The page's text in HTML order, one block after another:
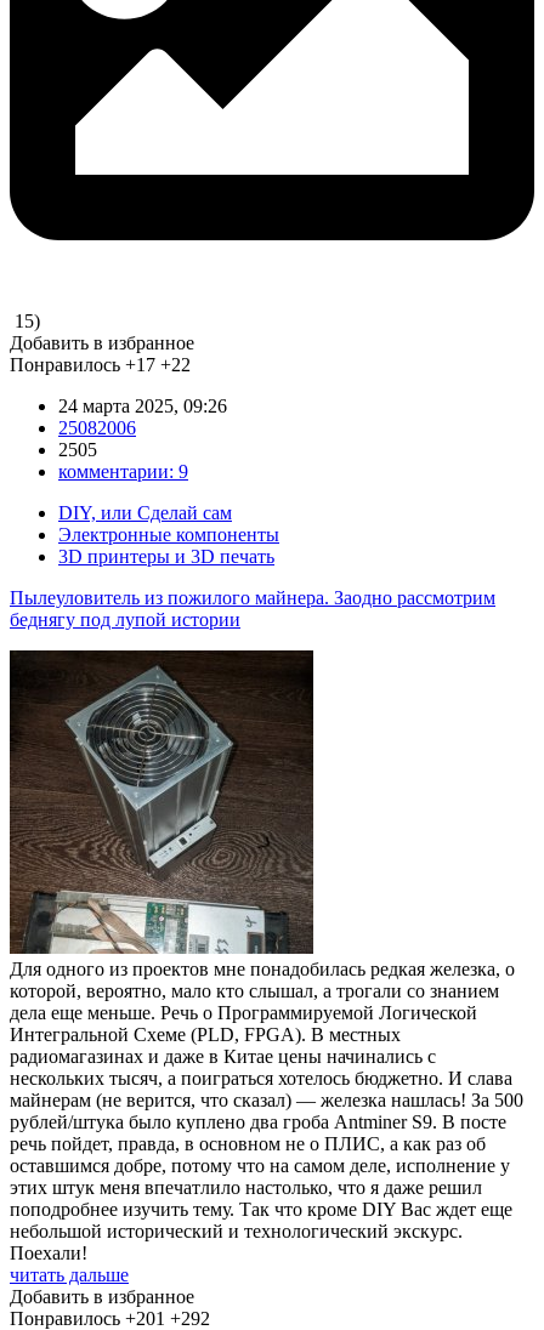
15)
Добавить в избранное
Понравилось +17 +22
24 марта 2025, 09:26
25082006
2505
комментарии: 9
DIY, или Сделай сам
Электронные компоненты
3D принтеры и 3D печать
Пылеуловитель из пожилого майнера. Заодно рассмотрим
беднягу под лупой истории
Для одного из проектов мне понадобилась редкая железка, о
которой, вероятно, мало кто слышал, а трогали со знанием
дела еще меньше. Речь о Программируемой Логической
Интегральной Схеме (PLD, FPGA). В местных
радиомагазинах и даже в Китае цены начинались с
нескольких тысяч, а поиграться хотелось бюджетно. И слава
майнерам (не верится, что сказал) — железка нашлась! За 500
рублей/штука было куплено два гроба Antminer S9. В посте
речь пойдет, правда, в основном не о ПЛИС, а как раз об
оставшимся добре, потому что на самом деле, исполнение у
этих штук меня впечатлило настолько, что я даже решил
поподробнее изучить тему. Так что кроме DIY Вас ждет еще
небольшой исторический и технологический экскурс.
Поехали!
читать дальше
Добавить в избранное
Понравилось +201 +292